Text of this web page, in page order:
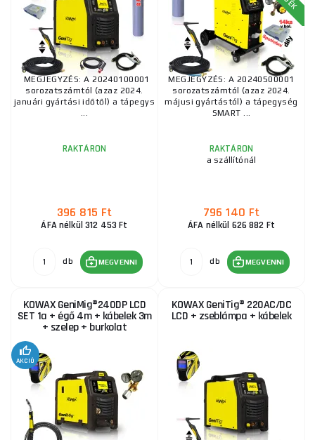
Szelep + Váz + Teljes CO2 palack + Spray + 5 kg-os
huzal + Kábelek
RAKTÁRON ks MEGVENNI 385 860 Ft
KOWAX GeniTig® 220AC/DC LCD + zseblámpa +
kábelek
RAKTÁRON 282 945 Ft
Sprayszóró + 5 kg-os drót + Kábelek
RAKTÁRON ks 484 060 Ft
KOWAX GeniMig®240DP LCD + Zseblámpa + Sisak +
Szelep + Váz + Teljes CO2 palack + Spray + 5 kg-os
drót + Kábelek
RAKTÁRON 424 890 Ft
MEGJEGYZÉS: A 20240100001
sorozatszámtól (azaz 2024.
januári gyártási időtől) a tápegys
...
RAKTÁRON
396 815 Ft
ÁFA nélkül 312 453 Ft
db MEGVENNI
MEGJEGYZÉS: A 20240500001
sorozatszámtól (azaz 2024.
májusi gyártástól) a tápegység
SMART ...
RAKTÁRON
a szállítónál
796 140 Ft
ÁFA nélkül 626 882 Ft
db MEGVENNI
KOWAX GeniMig®240DP LCD
SET 1a + égő 4m + kábelek 3m
+ szelep + burkolat
AKCIÓ
KOWAX GeniTig® 220AC/DC
LCD + zseblámpa + kábelek